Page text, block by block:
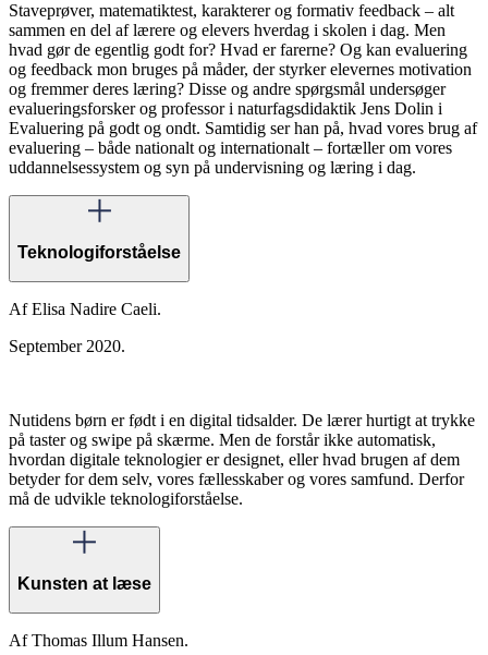
Staveprøver, matematiktest, karakterer og formativ feedback – alt
sammen en del af lærere og elevers hverdag i skolen i dag. Men
hvad gør de egentlig godt for? Hvad er farerne? Og kan evaluering
og feedback mon bruges på måder, der styrker elevernes motivation
og fremmer deres læring? Disse og andre spørgsmål undersøger
evalueringsforsker og professor i naturfagsdidaktik Jens Dolin i
Evaluering på godt og ondt. Samtidig ser han på, hvad vores brug af
evaluering – både nationalt og internationalt – fortæller om vores
uddannelsessystem og syn på undervisning og læring i dag.
Teknologiforståelse
Af Elisa Nadire Caeli.
September 2020.
Nutidens børn er født i en digital tidsalder. De lærer hurtigt at trykke
på taster og swipe på skærme. Men de forstår ikke automatisk,
hvordan digitale teknologier er designet, eller hvad brugen af dem
betyder for dem selv, vores fællesskaber og vores samfund. Derfor
må de udvikle teknologiforståelse.
Kunsten at læse
Af Thomas Illum Hansen.